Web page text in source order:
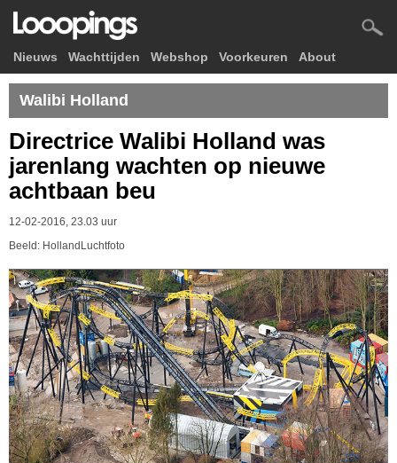
Nieuws Wachttijden Webshop Voorkeuren About
Walibi Holland
Directrice Walibi Holland was
jarenlang wachten op nieuwe
achtbaan beu
12-02-2016, 23.03 uur
Beeld: HollandLuchtfoto